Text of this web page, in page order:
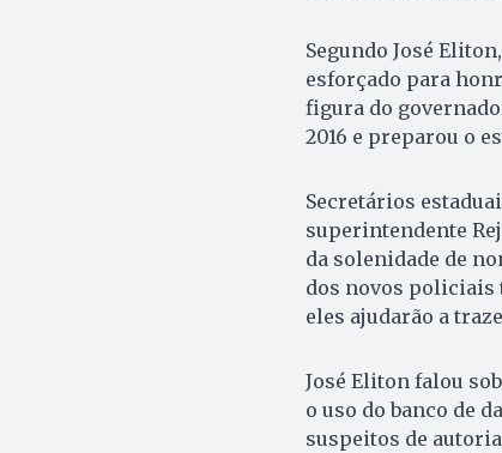
Segundo José
esforçado para
figura do
2016 e preparou o
Secretários
superintendente
da solenidade de
dos novos
eles ajudarão a
José Eliton falou
o uso do banco de
suspeitos de